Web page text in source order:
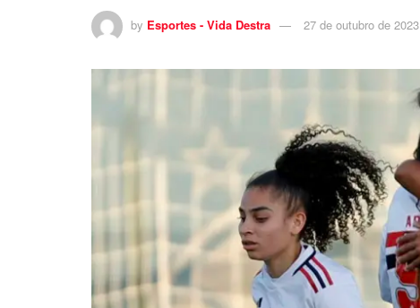
by Esportes - Vida Destra 27 de outubro de 2023